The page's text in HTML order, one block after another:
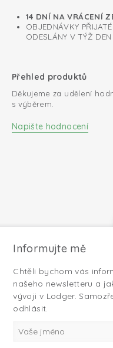
14 DNÍ NA VRÁCENÍ
OBJEDNÁVKY
ODESLÁNY V TÝŽ DEN
Přehled produktů
Děkujeme za udělení
s výběrem.
Napište hodnocení
Informujte mě
Chtěli bychom vás
našeho newsletteru a
vývoji v Lodger.
odhlásit.